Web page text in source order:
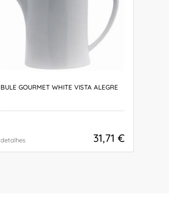
BULE GOURMET WHITE VISTA ALEGRE
detalhes 31,71 €